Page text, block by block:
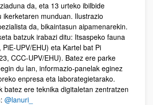
da, eta 13 urteko ibilbide
ikerketaren munduan. Ilustrazio
da, bikaintasun aipamenarekin.
batzuk irabazi ditu: Itsaspeko fauna
UPV/EHU) eta Kartel bat Pi
CCC-UPV/EHU). Batez ere parke
du lan, informazio-panelak eginez
enpresa eta laborategietarako.
batez ere teknika digitaletan zentratzen
@lanuri_